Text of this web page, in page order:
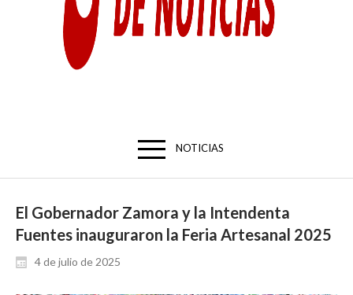
NOTICIAS
El Gobernador Zamora y la Intendenta
Fuentes inauguraron la Feria Artesanal 2025
4 de julio de 2025